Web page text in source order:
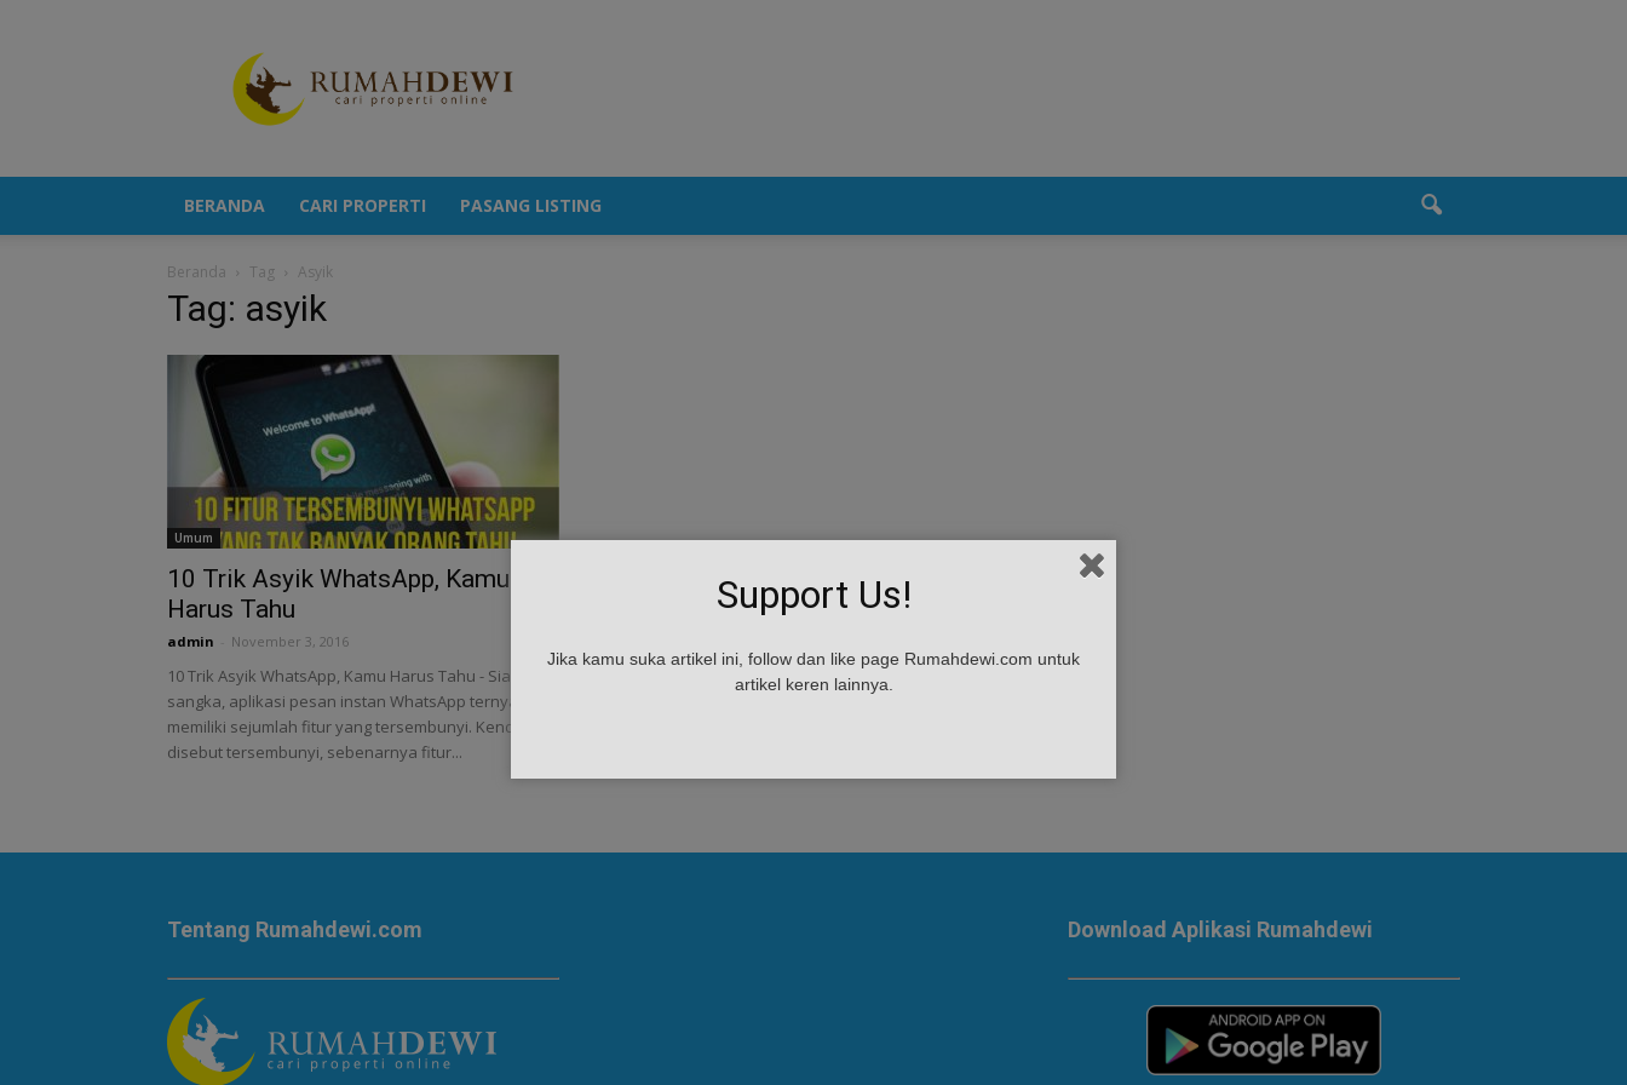
Berita
Properti
Terkini
BERANDA CARI PROPERTI PASANG LISTING
Beranda Tag Asyik
Tag: asyik
Umum
10 Trik Asyik WhatsApp, Kamu
Harus Tahu
admin November 3, 2016
10 Trik Asyik WhatsApp, Kamu Harus Tahu - Siapa
sangka, aplikasi pesan instan WhatsApp ternyata
memiliki sejumlah fitur yang tersembunyi. Kendati
disebut tersembunyi, sebenarnya fitur...
Tentang Rumahdewi.com Download Aplikasi Rumahdewi
Support Us!
Jika kamu suka artikel ini, follow dan like page Rumahdewi.com untuk
artikel keren lainnya.